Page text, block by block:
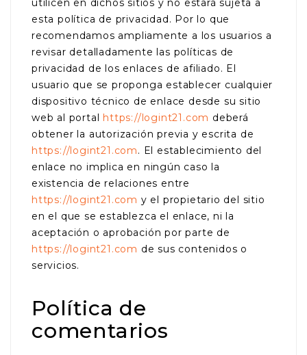
esta política de privacidad. Por lo que
recomendamos ampliamente a los usuarios a
revisar detalladamente las políticas de
privacidad de los enlaces de afiliado. El
usuario que se proponga establecer cualquier
dispositivo técnico de enlace desde su sitio
web al portal https://logint21.com deberá
obtener la autorización previa y escrita de
https://logint21.com. El establecimiento del
enlace no implica en ningún caso la
existencia de relaciones entre
https://logint21.com y el propietario del sitio
en el que se establezca el enlace, ni la
aceptación o aprobación por parte de
https://logint21.com de sus contenidos o
servicios.
Política de
comentarios